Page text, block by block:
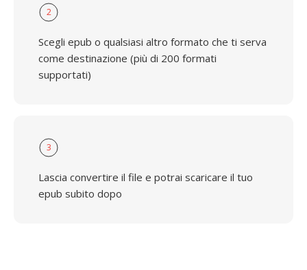
2
Scegli epub o qualsiasi altro formato che ti serva
come destinazione (più di 200 formati
supportati)
3
Lascia convertire il file e potrai scaricare il tuo
epub subito dopo